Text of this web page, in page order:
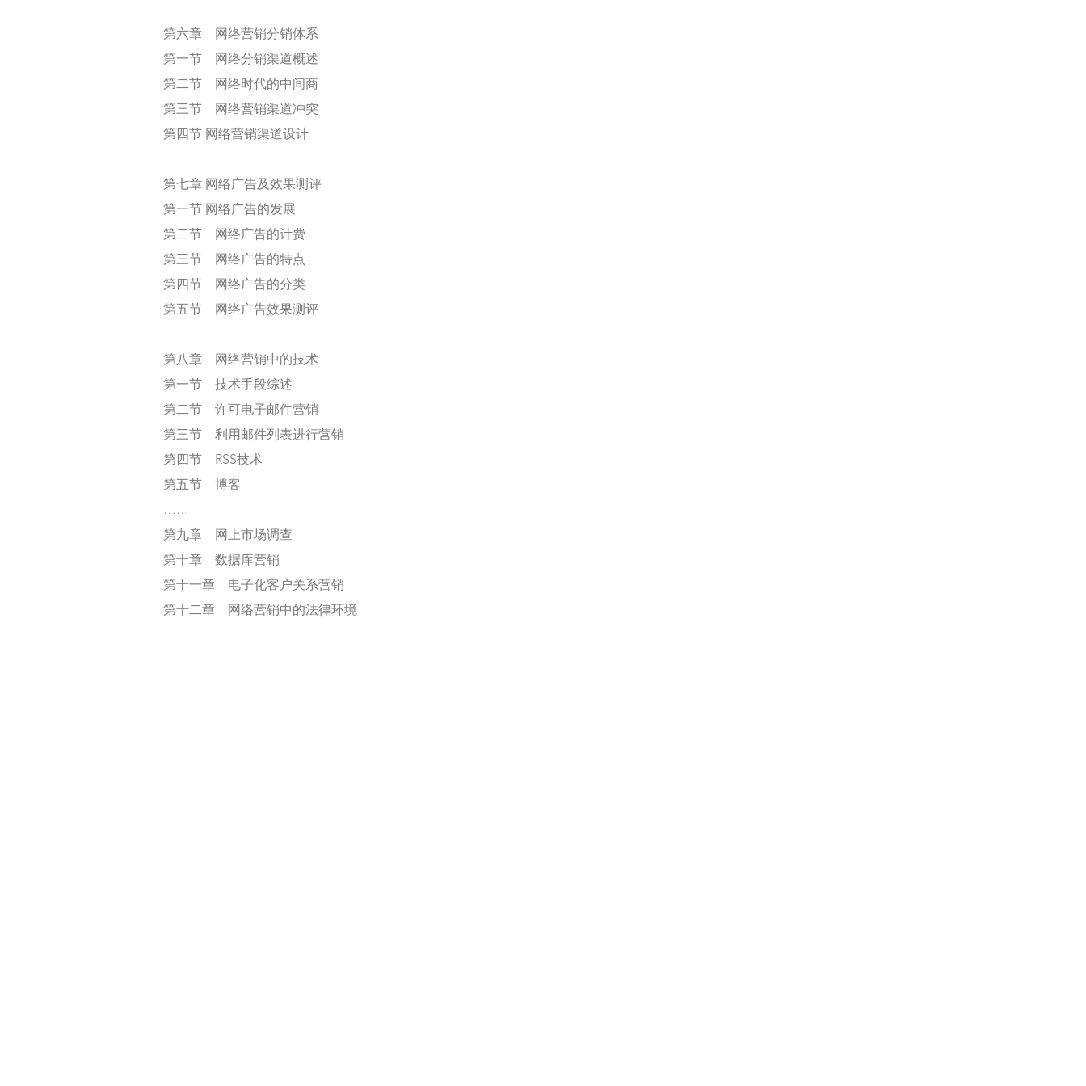
第六章 网络营销分销体系
第一节 网络分销渠道概述
第二节 网络时代的中间商
第三节 网络营销渠道冲突
第四节 网络营销渠道设计
第七章 网络广告及效果测评
第一节 网络广告的发展
第二节 网络广告的计费
第三节 网络广告的特点
第四节 网络广告的分类
第五节 网络广告效果测评
第八章 网络营销中的技术
第一节 技术手段综述
第二节 许可电子邮件营销
第三节 利用邮件列表进行营销
第四节 RSS技术
第五节 博客
……
第九章 网上市场调查
第十章 数据库营销
第十一章 电子化客户关系营销
第十二章 网络营销中的法律环境